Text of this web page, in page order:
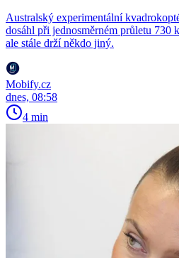
Australský experimentální
dosáhl při jednosměrném průletu
ale stále drží někdo jiný.
Mobify.cz
dnes, 08:58
4 min